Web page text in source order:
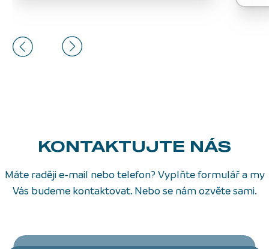
KONTAKTUJTE NÁS
Máte raději e-mail nebo telefon? Vyplňte formulář a my
Vás budeme kontaktovat. Nebo se nám ozvěte sami.